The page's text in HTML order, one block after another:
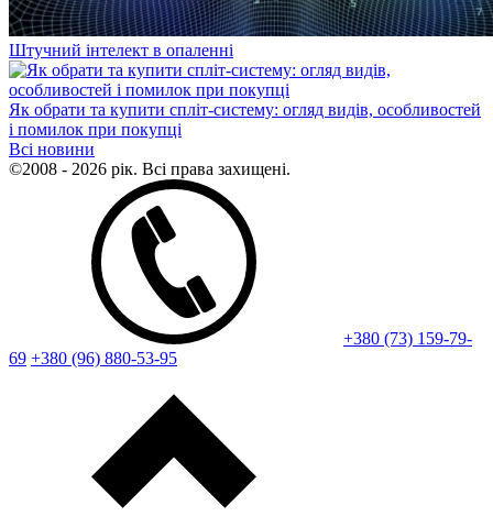
Штучний інтелект в опаленні
Як обрати та купити спліт-систему: огляд видів, особливостей
і помилок при покупці
Всі новини
©2008 - 2026 рік. Всі права захищені.
+380 (73) 159-79-
69 +380 (96) 880-53-95